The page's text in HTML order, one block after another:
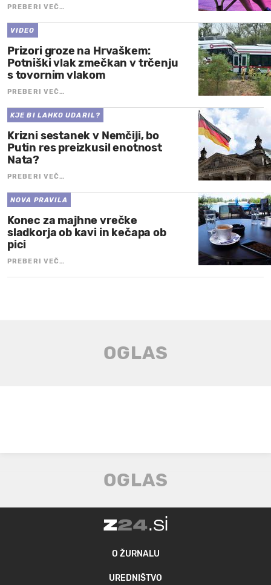
PREBERI VEČ…
VIDEO
Prizori groze na Hrvaškem:
Potniški vlak zmečkan v trčenju
s tovornim vlakom
PREBERI VEČ…
KJE BI LAHKO UDARIL?
Krizni sestanek v Nemčiji, bo
Putin res preizkusil enotnost
Nata?
PREBERI VEČ…
NOVA PRAVILA
Konec za majhne vrečke
sladkorja ob kavi in kečapa ob
pici
PREBERI VEČ…
O ŽURNALU
UREDNIŠTVO